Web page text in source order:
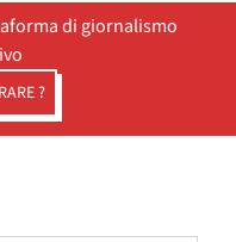
di giornalismo
?